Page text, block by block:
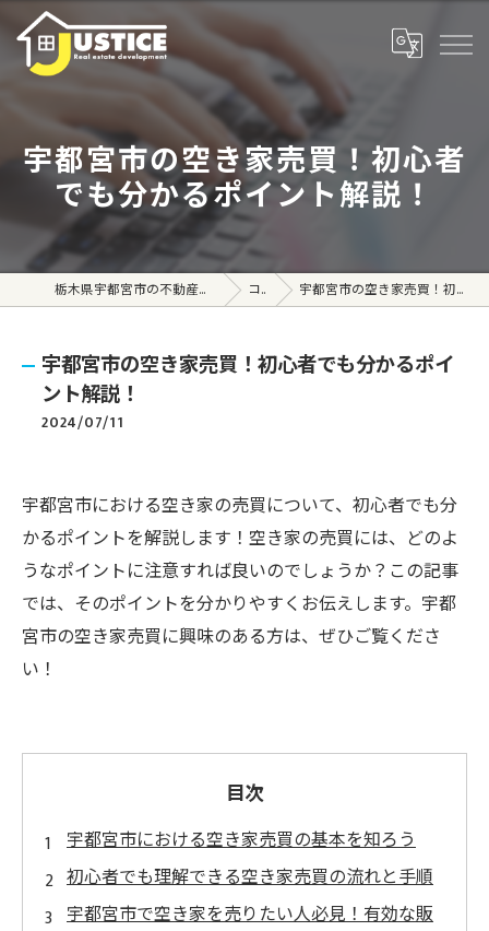
宇都宮市の空き家売買！初心者
でも分かるポイント解説！
栃木県宇都宮市の不動産売買なら株式会社ジャスティス コラム 宇都宮市の空き家売買！初心者でも分かるポイント解説！
宇都宮市の空き家売買！初心者でも分かるポイ
ント解説！
2024/07/11
宇都宮市における空き家の売買について、初心者でも分
かるポイントを解説します！空き家の売買には、どのよ
うなポイントに注意すれば良いのでしょうか？この記事
では、そのポイントを分かりやすくお伝えします。宇都
宮市の空き家売買に興味のある方は、ぜひご覧くださ
い！
目次
宇都宮市における空き家売買の基本を知ろう
初心者でも理解できる空き家売買の流れと手順
宇都宮市で空き家を売りたい人必見！有効な販